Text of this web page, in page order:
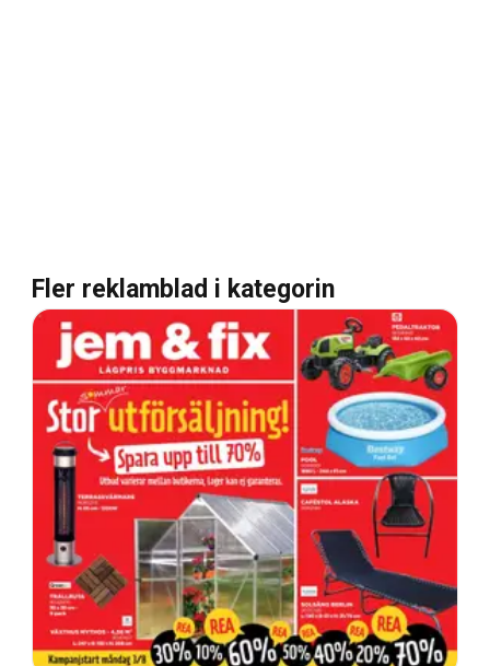
Fler reklamblad i kategorin